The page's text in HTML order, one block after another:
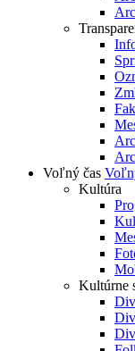
Voľný čas
Kultúra
Kultúrne